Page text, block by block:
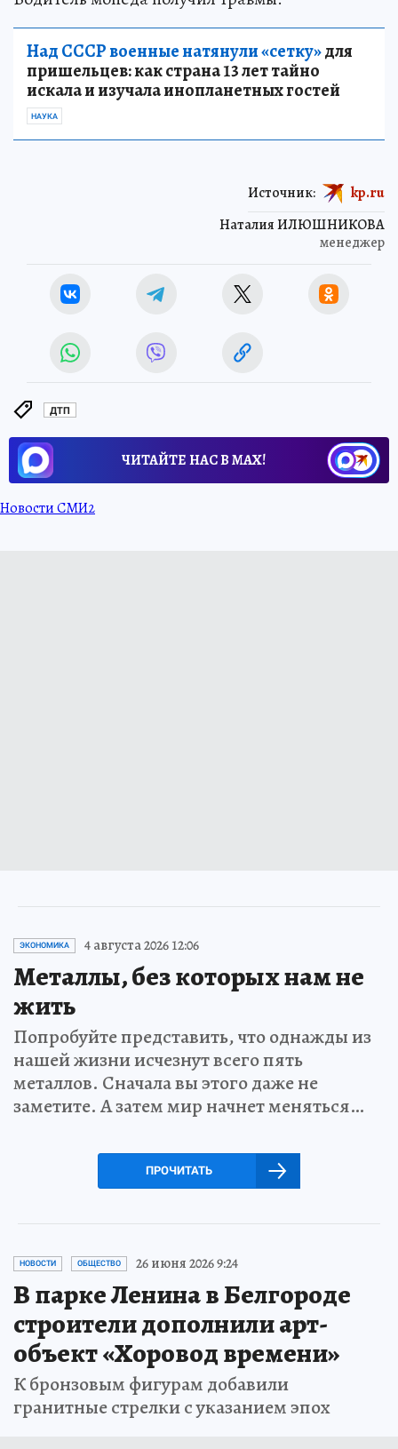
Над СССР военные натянули «сетку»для
пришельцев: как страна 13 лет тайно
искала и изучала инопланетных гостей
НАУКА
Наталия ИЛЮШНИКОВА
менеджер
Источник: kp.ru
ДТП
ЧИТАЙТЕ НАС В МАХ!
Новости СМИ2
ЭКОНОМИКА 4 августа 2026 12:06
Металлы, без которых нам не
жить
Попробуйте представить, что однажды из
нашей жизни исчезнут всего пять
металлов. Сначала вы этого даже не
заметите. А затем мир начнет меняться…
ПРОЧИТАТЬ
НОВОСТИ ОБЩЕСТВО 26 июня 2026 9:24
В парке Ленина в Белгороде
строители дополнили арт-
объект «Хоровод времени»
К бронзовым фигурам добавили
гранитные стрелки с указанием эпох